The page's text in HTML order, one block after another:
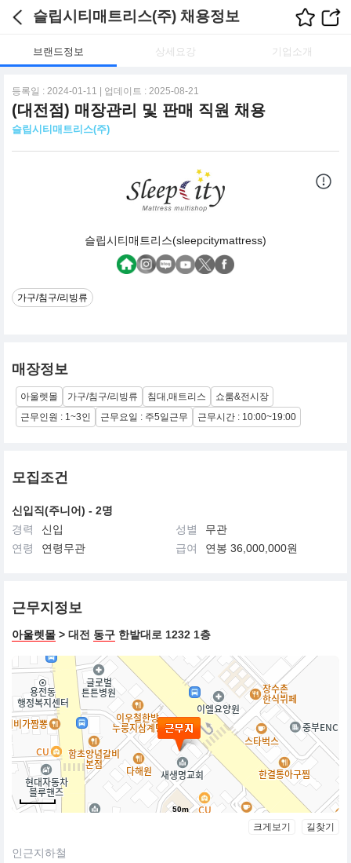
슬립시티매트리스(주) 채용정보
브랜드정보 상세요강 기업소개
등록일 : 2024-01-11 | 업데이트 : 2025-08-21
(대전점) 매장관리 및 판매 직원 채용
슬립시티매트리스(주)
슬립시티매트리스(sleepcitymattress)
가구/침구/리빙류
매장정보
아울렛몰 가구/침구/리빙류 침대,매트리스
쇼룸&전시장
근무인원 : 1~3인
근무요일 : 주5일근무 근무시간 : 10:00~19:00
모집조건
신입직(주니어) - 2명
경력
신입 성별
무관
연령
연령무관 급여 연봉 36,000,000원
근무지정보
아울렛몰 > 대전 동구 한밭대로 1232 1층
50m
크게보기 길찾기
인근지하철